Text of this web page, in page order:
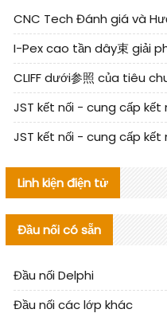
Linh kiện điện tử
Đầu nối có sẵn
Đầu nối Delphi
Đầu nối các lớp khác